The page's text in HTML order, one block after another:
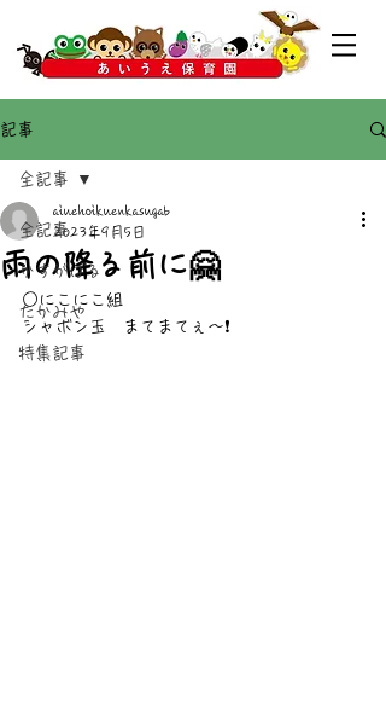
記事
全記事
かすがばる
たかみや
特集記事
全記事
雨の降る前に🤗
aiuehoikuenkasugab
2023年9月5日
○にこにこ組
シャボン玉　まてまてぇ〜❗